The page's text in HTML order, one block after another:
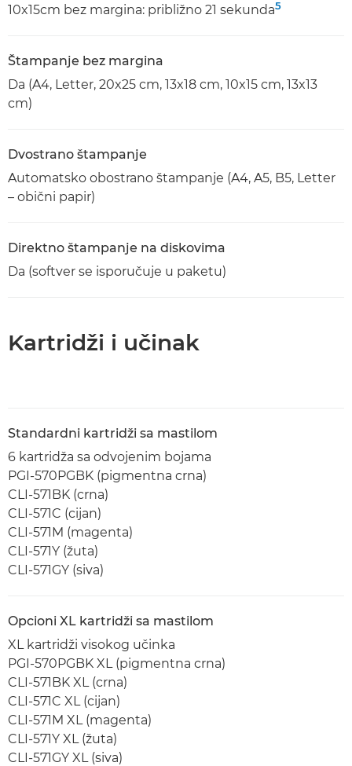
10x15cm bez margina: približno 21 sekunda5
Štampanje bez margina
Da (A4, Letter, 20x25 cm, 13x18 cm, 10x15 cm, 13x13
cm)
Dvostrano štampanje
Automatsko obostrano štampanje (A4, A5, B5, Letter
– obični papir)
Direktno štampanje na diskovima
Da (softver se isporučuje u paketu)
Kartridži i učinak
Standardni kartridži sa mastilom
6 kartridža sa odvojenim bojama
PGI-570PGBK (pigmentna crna)
CLI-571BK (crna)
CLI-571C (cijan)
CLI-571M (magenta)
CLI-571Y (žuta)
CLI-571GY (siva)
Opcioni XL kartridži sa mastilom
XL kartridži visokog učinka
PGI-570PGBK XL (pigmentna crna)
CLI-571BK XL (crna)
CLI-571C XL (cijan)
CLI-571M XL (magenta)
CLI-571Y XL (žuta)
CLI-571GY XL (siva)